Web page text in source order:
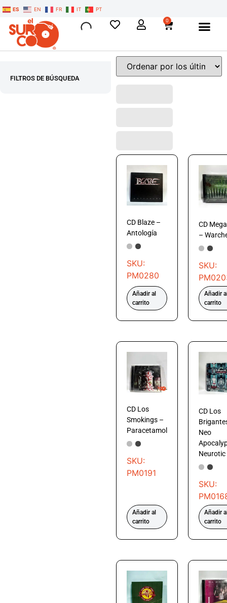
ES EN FR IT PT
0
FILTROS DE BÚSQUEDA
CD Blaze –
Antología
SKU:
PM0280
Añadir al
carrito
CD
–
SKU:
Añadir
carrito
CD Los
Smokings –
Paracetamol
SKU:
PM0191
Añadir al
carrito
CD Los
Neo
Neurotic
SKU:
Añadir
carrito